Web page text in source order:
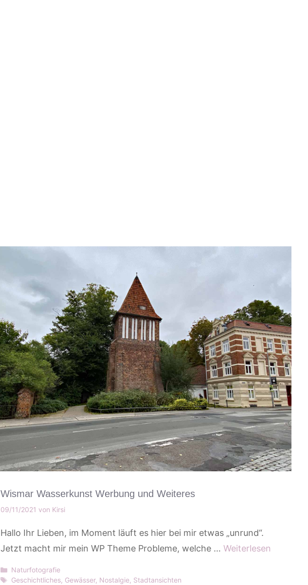
Wismar Wasserkunst Werbung und Weiteres
09/11/2021 von Kirsi
Hallo Ihr Lieben, im Moment läuft es hier bei mir etwas „unrund“.
Jetzt macht mir mein WP Theme Probleme, welche … Weiterlesen
Kategorien
Naturfotografie
Schlagwörter
Geschichtliches, Gewässer, Nostalgie, Stadtansichten